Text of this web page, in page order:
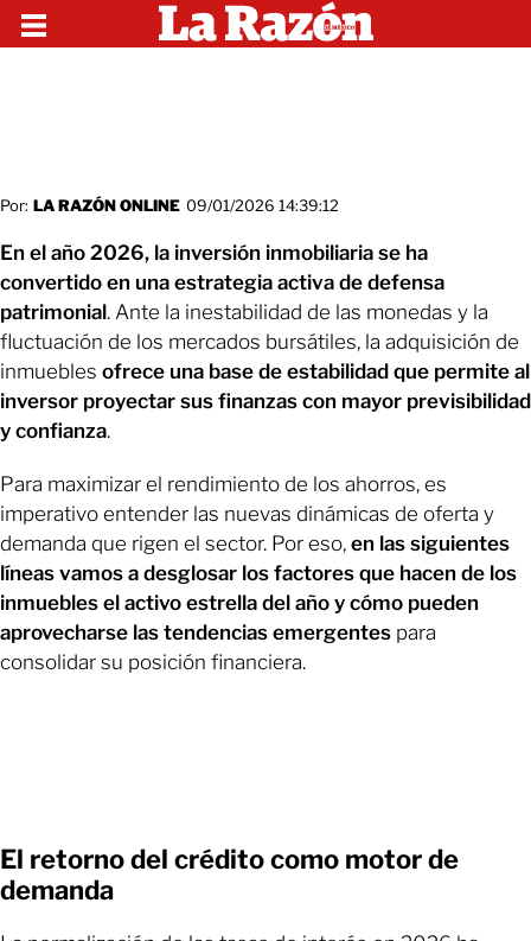
Por: LA RAZÓN ONLINE 09/01/2026 14:39:12
En el año 2026, la inversión inmobiliaria se ha
convertido en una estrategia activa de defensa
patrimonial. Ante la inestabilidad de las monedas y la
fluctuación de los mercados bursátiles, la adquisición de
inmuebles ofrece una base de estabilidad que permite al
inversor proyectar sus finanzas con mayor previsibilidad
y confianza.
Para maximizar el rendimiento de los ahorros, es
imperativo entender las nuevas dinámicas de oferta y
demanda que rigen el sector. Por eso, en las siguientes
líneas vamos a desglosar los factores que hacen de los
inmuebles el activo estrella del año y cómo pueden
aprovecharse las tendencias emergentes para
consolidar su posición financiera.
El retorno del crédito como motor de
demanda